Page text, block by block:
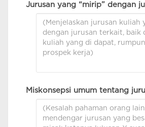
Jurusan yang “mirip” dengan
Miskonsepsi umum tentang